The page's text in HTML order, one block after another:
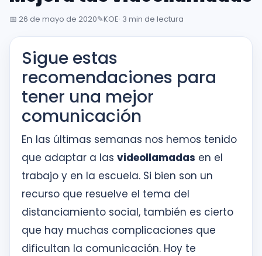
inglés
desde
sesión
Intranet
KOE
SISK
Solicitudes
📅 26 de mayo de 2020✎️KOE· 3 min de lectura
Sigue estas
recomendaciones para
tener una mejor
comunicación
En las últimas semanas nos hemos tenido
que adaptar a las videollamadas en el
trabajo y en la escuela. Si bien son un
recurso que resuelve el tema del
distanciamiento social, también es cierto
que hay muchas complicaciones que
dificultan la comunicación. Hoy te